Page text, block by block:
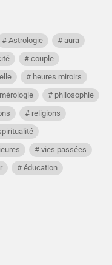
Astrologie
aura
couple
heures miroirs
philosophie
religions
vies passées
éducation